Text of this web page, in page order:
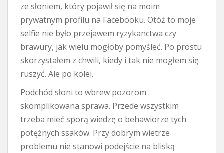
ze słoniem, który pojawił się na moim
prywatnym profilu na Facebooku. Otóż to moje
selfie nie było przejawem ryzykanctwa czy
brawury, jak wielu mogłoby pomyśleć. Po prostu
skorzystałem z chwili, kiedy i tak nie mogłem się
ruszyć. Ale po kolei.
Podchód słoni to wbrew pozorom
skomplikowana sprawa. Przede wszystkim
trzeba mieć sporą wiedzę o behawiorze tych
potężnych ssaków. Przy dobrym wietrze
problemu nie stanowi podejście na bliską